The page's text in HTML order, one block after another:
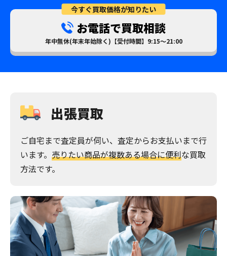
今すぐ買取価格が知りたい
お電話で買取相談
年中無休(年末年始除く)【受付時間】9:15～21:00
出張買取
ご自宅まで査定員が伺い、査定からお支払いまで行
います。 売りたい商品が複数ある場合に便利な買取
方法です。